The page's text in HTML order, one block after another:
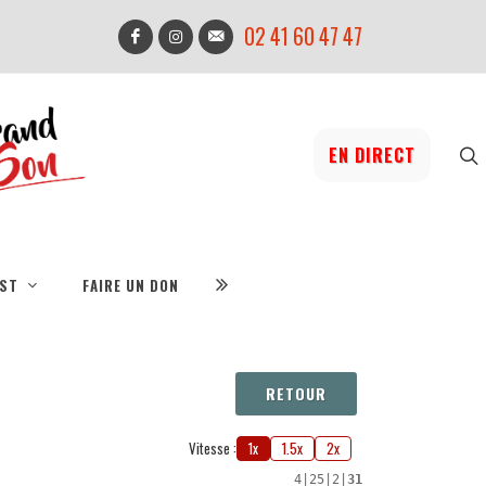
02 41 60 47 47
EN DIRECT
FAIRE UN DON
RETOUR
Vitesse : 1x 1.5x 2x
4 25 2 31